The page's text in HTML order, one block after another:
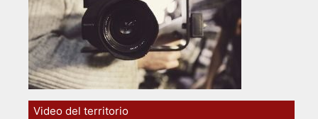
Video del territorio